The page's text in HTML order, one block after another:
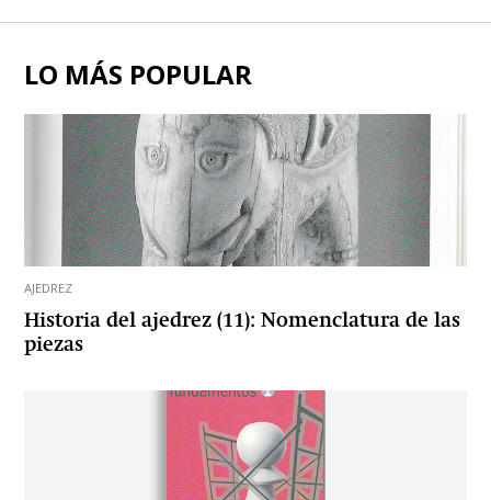
LO MÁS POPULAR
AJEDREZ
Historia del ajedrez (11): Nomenclatura de las
piezas